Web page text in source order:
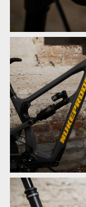
Novinka: Nukeproof
Novinka: Nukeproof
Novinka: Nukeproof
Novinka: Nukeproof
Novinka: Nukeproof
Novinka: Nukeproof
Novinka: Nukeproof
Novinka: Nukeproof
Novinka: Nukeproof
Novinka: Nukeproof